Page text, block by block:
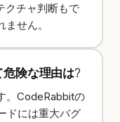
クチャ判断もで
せん。
険な理由は?
。CodeRabbitの
ドには重大バグ